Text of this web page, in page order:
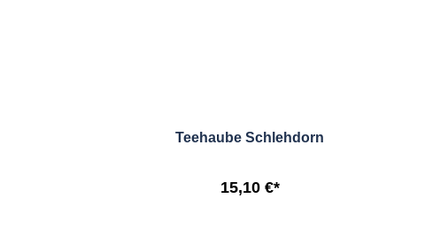
Teehaube Schlehdorn
15,10 €*